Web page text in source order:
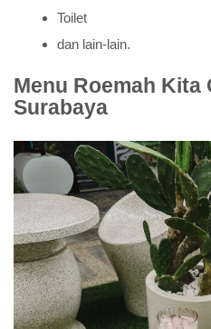
Toilet
dan lain-lain.
Menu Roemah Kita
Surabaya